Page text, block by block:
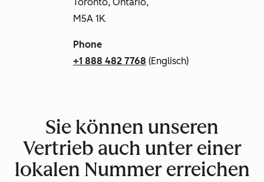
M5A 1K
Phone
+1 888 482 7768 (Englisch)
Sie können unseren
Vertrieb auch unter einer
lokalen Nummer erreichen